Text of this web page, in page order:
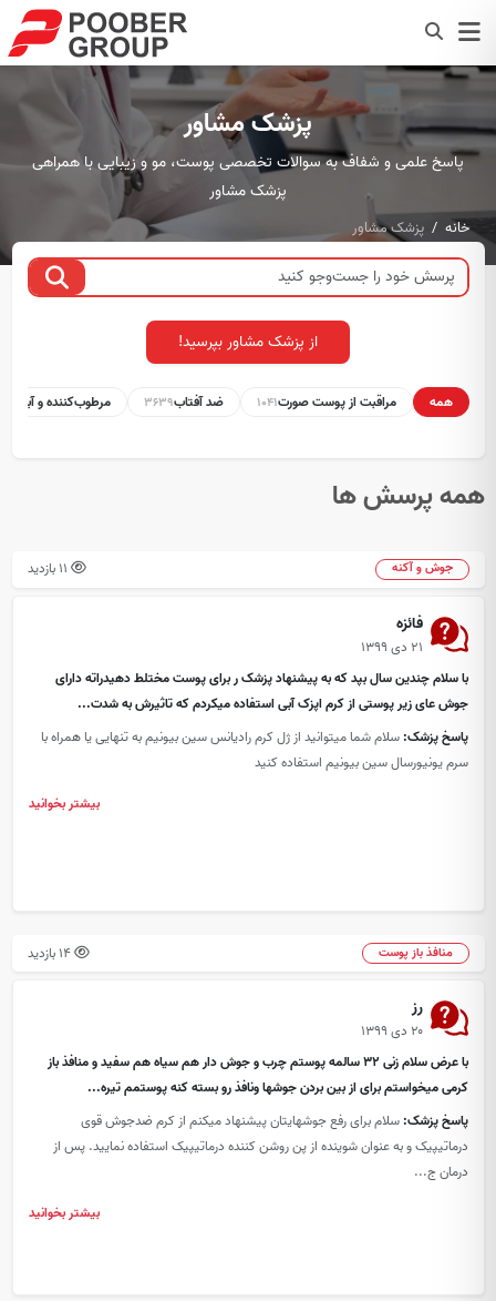
پزشک مشاور
پاسخ علمی و شفاف به سوالات تخصصی پوست، مو و زیبایی با همراهی
پزشک مشاور
خانه پزشک مشاور
از پزشک مشاور بپرسید!
همه مراقبت از پوست صورت1041 ضد آفتاب3639 مرطوب‌کننده و آبرسان
همه پرسش ها
جوش و آکنه
فائزه
۲۱ دی ۱۳۹۹
با سلام چندین سال بپد که به پیشنهاد پزشک ر برای پوست مختلط دهیدراته دارای
جوش عای زیر پوستی از کرم اپزک آبی استفاده میکردم که تاثیرش به شدت...
پاسخ پزشک: سلام شما میتوانید از ژل کرم رادیانس سین بیونیم به تنهایی یا همراه با
سرم یونیورسال سین بیونیم استفاده کنید
بیشتر بخوانید
منافذ باز پوست 14 بازدید
رز
۲۰ دی ۱۳۹۹
با عرض سلام زنی 32 سالمه پوستم چرب و جوش دار هم سیاه هم سفید و منافذ باز
کرمی میخواستم برای از بین بردن جوشها ونافذ رو بسته کنه پوستمم تیره...
پاسخ پزشک: سلام برای رفع جوشهایتان پیشنهاد میکنم از کرم ضدجوش قوی
درماتیپیک و به عنوان شوینده از پن روشن کننده درماتیپیک استفاده نمایید. پس از
درمان ج...
بیشتر بخوانید